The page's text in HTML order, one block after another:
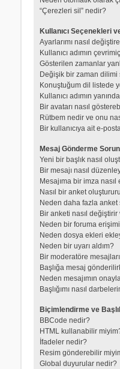
“Çerezleri sil” nedir?
Kullanıcı Seçenekleri
Ayarlarımı nasıl
Kullanıcı adımın
Gösterilen zamanlar
Değişik bir zaman dilimi
Konuştuğum dil listede
Kullanıcı adımın
Bir avatarı nasıl
Rütbem nedir ve onu
Bir kullanıcıya ait e-
Mesaj Gönderme
Yeni bir başlık nasıl
Bir mesajı nasıl
Mesajıma bir imza nasıl
Nasıl bir anket
Neden daha fazla
Bir anketi nasıl
Neden bir foruma
Neden dosya ekleri
Neden bir uyarı aldım?
Bir moderatöre
Başlığa mesaj
Neden mesajımın
Başlığımı nasıl
Biçimlendirme ve
BBCode nedir?
HTML kullanabilir
İfadeler nedir?
Resim gönderebilir
Global duyurular nedir?